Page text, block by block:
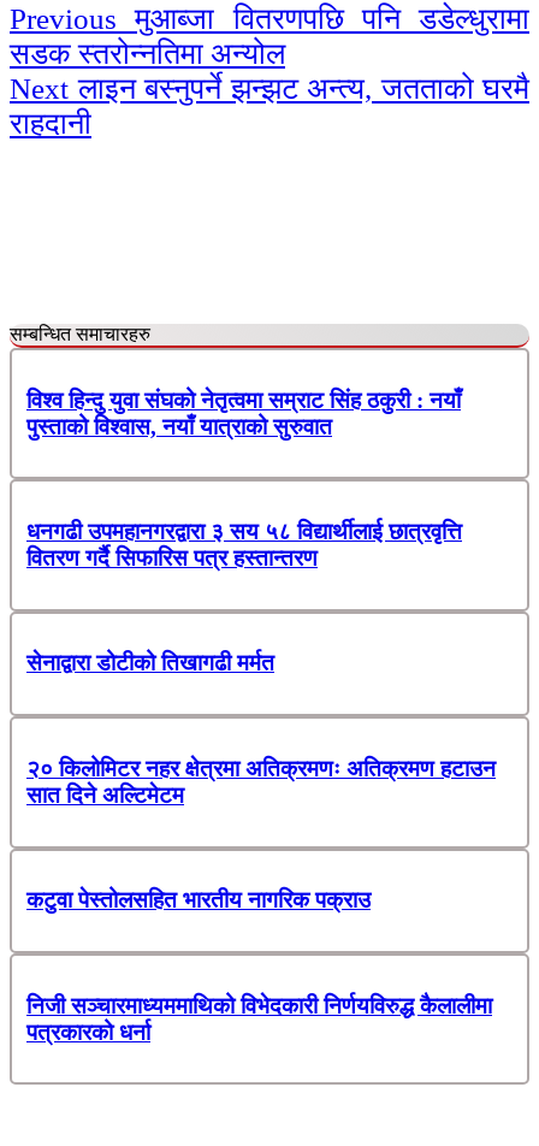
Continue
Reading
Previous मुआब्जा वितरणपछि पनि डडेल्धुरामा
सडक स्तरोन्नतिमा अन्योल
Next लाइन बस्नुपर्ने झन्झट अन्त्य, जतताको घरमै
राहदानी
सम्बन्धित समाचारहरु
विश्व हिन्दु युवा संघको नेतृत्वमा सम्राट सिंह ठकुरी : नयाँ
पुस्ताको विश्वास, नयाँ यात्राको सुरुवात
धनगढी उपमहानगरद्वारा ३ सय ५८ विद्यार्थीलाई छात्रवृत्ति
वितरण गर्दै सिफारिस पत्र हस्तान्तरण
सेनाद्वारा डोटीको तिखागढी मर्मत
२० किलोमिटर नहर क्षेत्रमा अतिक्रमणः अतिक्रमण हटाउन
सात दिने अल्टिमेटम
कटुवा पेस्तोलसहित भारतीय नागरिक पक्राउ
निजी सञ्चारमाध्यममाथिको विभेदकारी निर्णयविरुद्ध कैलालीमा
पत्रकारको धर्ना